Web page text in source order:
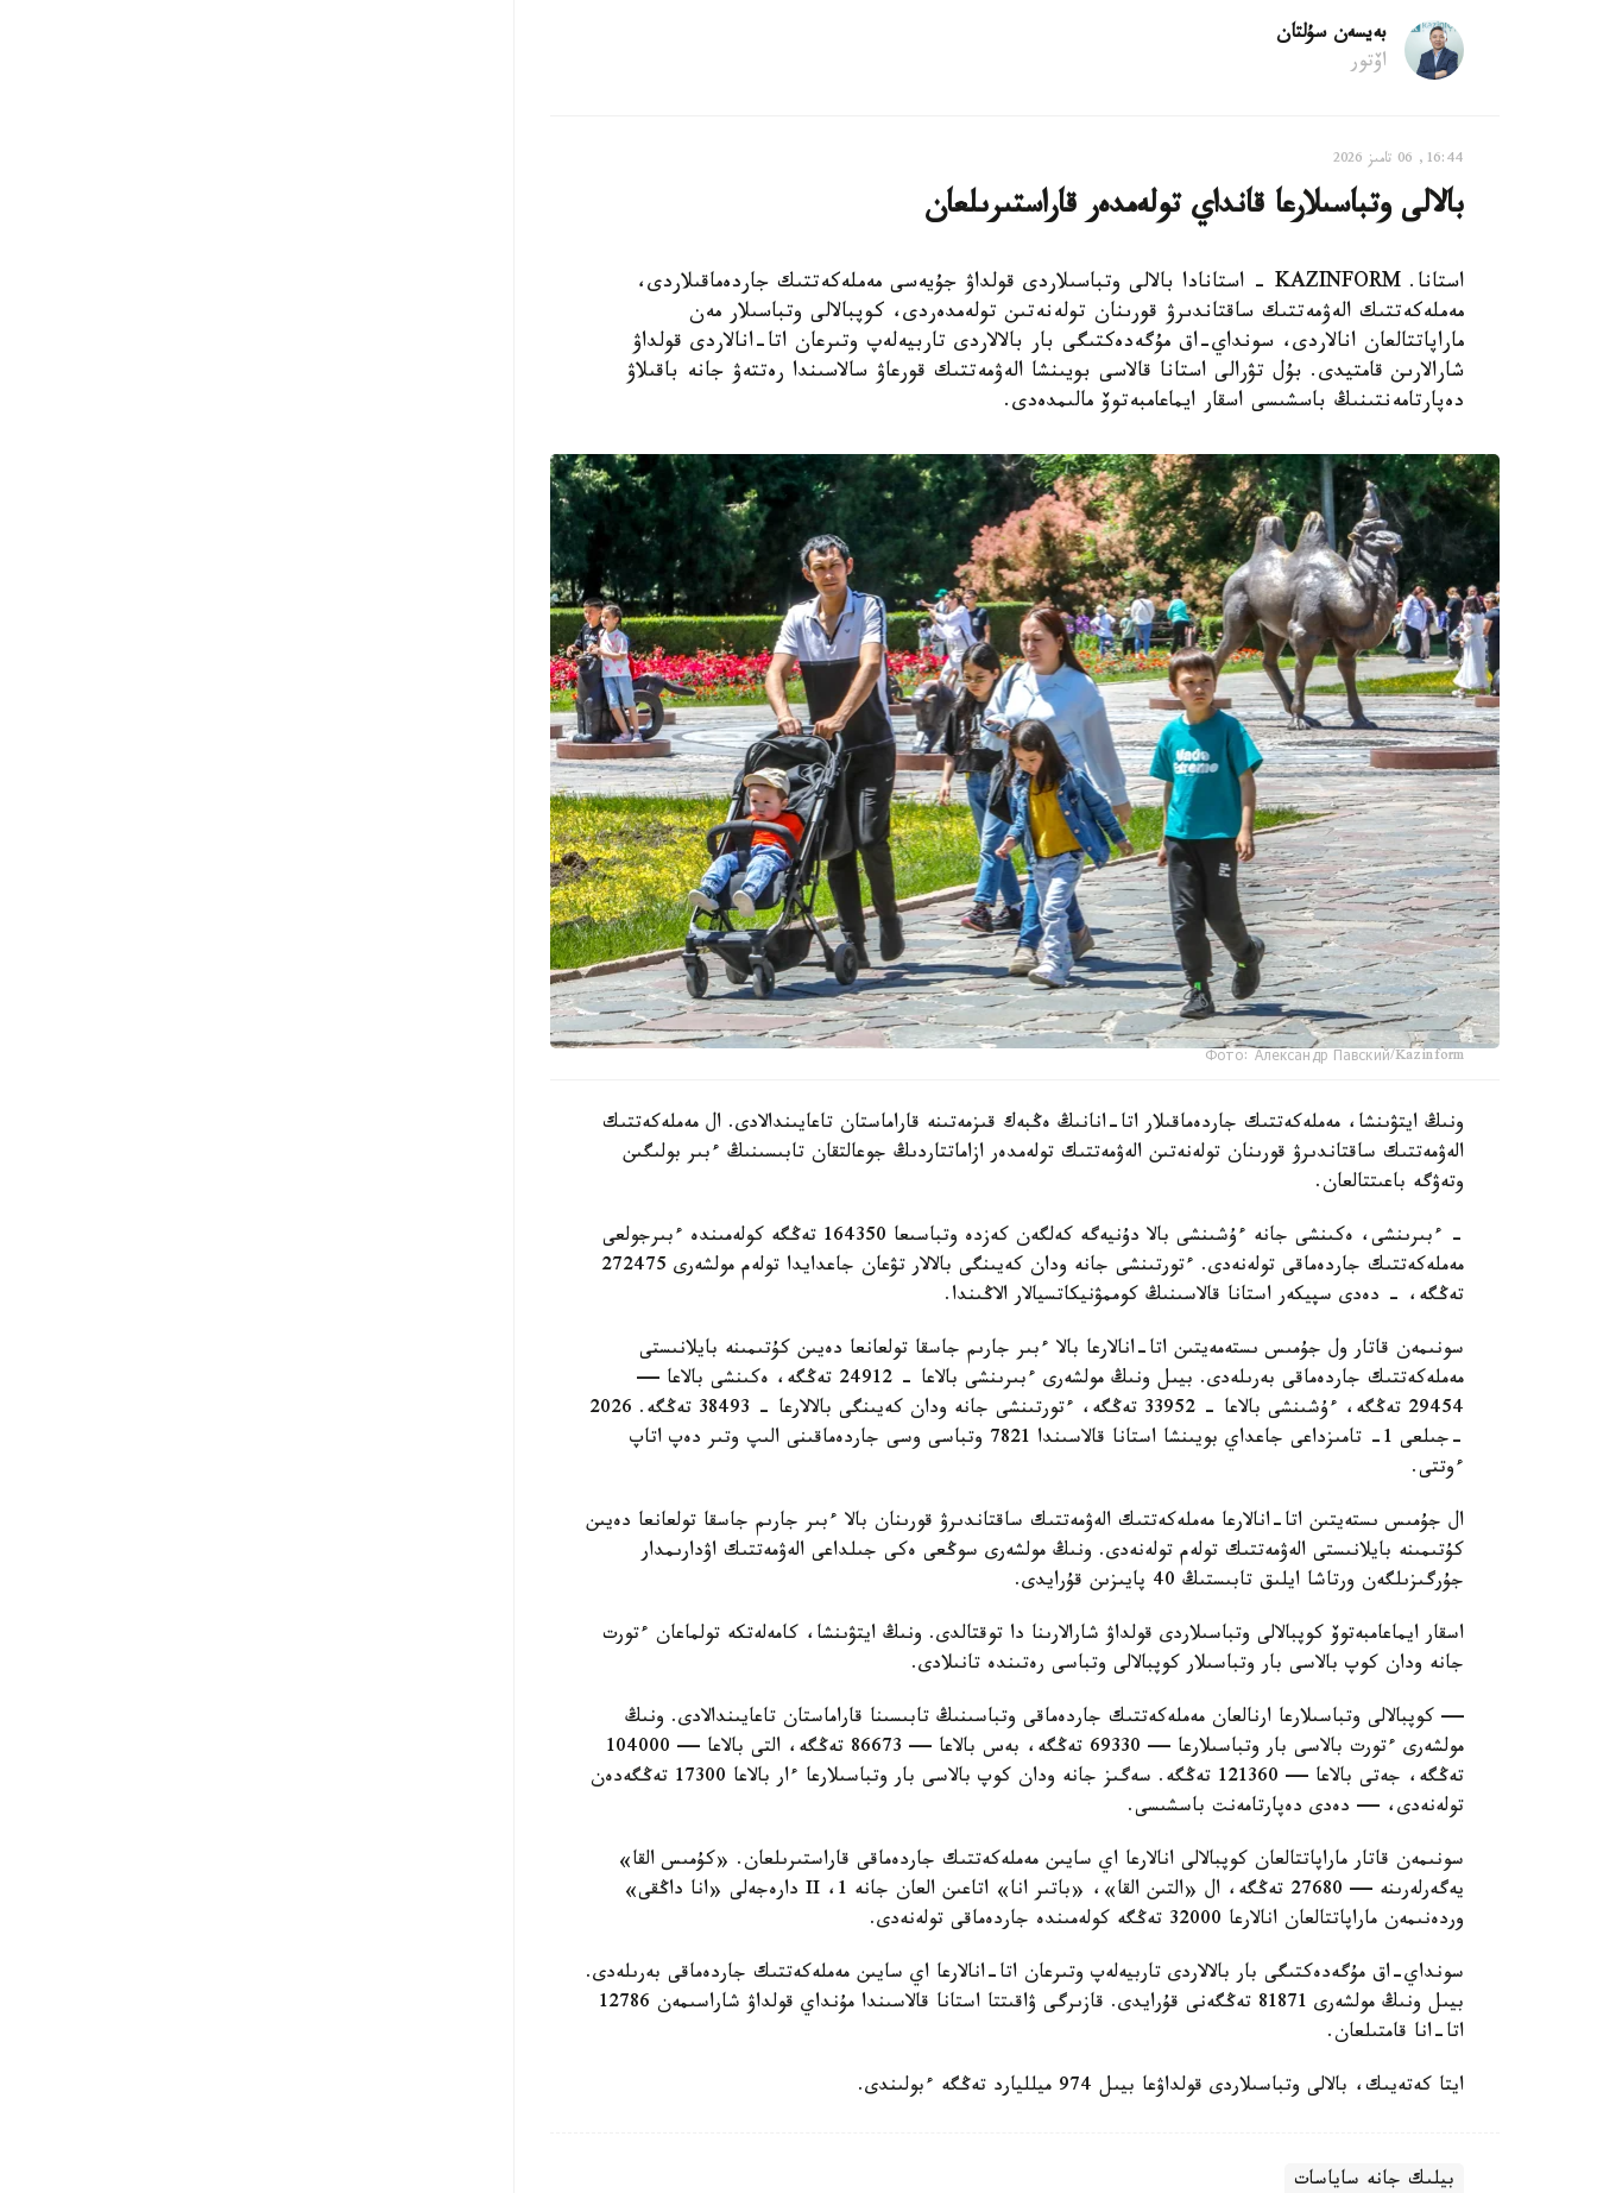
بەيسەن سۇلتان
اۆتور
16:44, 06 تامىز 2026
بالالى وتباسىلارعا قانداي تولەمدەر قاراستىرىلعان
استانا. KAZINFORM - استانادا بالالى وتباسىلاردى قولداۋ جۇيەسى مەملەكەتتىك جاردەماقىلاردى،
مەملەكەتتىك الەۋمەتتىك ساقتاندىرۋ قورىنان تولەنەتىن تولەمدەردى، كوپبالالى وتباسىلار مەن
ماراپاتتالعان انالاردى، سونداي-اق مۇگەدەكتىگى بار بالالاردى تاربيەلەپ وتىرعان اتا-انالاردى قولداۋ
شارالارىن قامتيدى. بۇل تۋرالى استانا قالاسى بويىنشا الەۋمەتتىك قورعاۋ سالاسىندا رەتتەۋ جانە باقىلاۋ
دەپارتامەنتىنىڭ باسشىسى اسقار ايماعامبەتوۆ مالىمدەدى.
Фото: Александр Павский/Kazinform
ونىڭ ايتۋىنشا، مەملەكەتتىك جاردەماقىلار اتا-انانىڭ ەڭبەك قىزمەتىنە قاراماستان تاعايىندالادى. ال مەملەكەتتىك
الەۋمەتتىك ساقتاندىرۋ قورىنان تولەنەتىن الەۋمەتتىك تولەمدەر ازاماتتاردىڭ جوعالتقان تابىسىنىڭ ءبىر بولىگىن
وتەۋگە باعىتتالعان.
- ءبىرىنشى، ەكىنشى جانە ءۇشىنشى بالا دۇنيەگە كەلگەن كەزدە وتباسىعا 164350 تەڭگە كولەمىندە ءبىرجولعى
مەملەكەتتىك جاردەماقى تولەنەدى. ءتورتىنشى جانە ودان كەيىنگى بالالار تۋعان جاعدايدا تولەم مولشەرى 272475
تەڭگە، - دەدى سپيكەر استانا قالاسىنىڭ كوممۋنيكاتسيالار الاڭىندا.
سونىمەن قاتار ول جۇمىس ىستەمەيتىن اتا-انالارعا بالا ءبىر جارىم جاسقا تولعانعا دەيىن كۇتىمىنە بايلانىستى
مەملەكەتتىك جاردەماقى بەرىلەدى. بيىل ونىڭ مولشەرى ءبىرىنشى بالاعا - 24912 تەڭگە، ەكىنشى بالاعا —
29454 تەڭگە، ءۇشىنشى بالاعا - 33952 تەڭگە، ءتورتىنشى جانە ودان كەيىنگى بالالارعا - 38493 تەڭگە. 2026
-جىلعى 1- تامىزداعى جاعداي بويىنشا استانا قالاسىندا 7821 وتباسى وسى جاردەماقىنى الىپ وتىر دەپ اتاپ
ءوتتى.
ال جۇمىس ىستەيتىن اتا-انالارعا مەملەكەتتىك الەۋمەتتىك ساقتاندىرۋ قورىنان بالا ءبىر جارىم جاسقا تولعانعا دەيىن
كۇتىمىنە بايلانىستى الەۋمەتتىك تولەم تولەنەدى. ونىڭ مولشەرى سوڭعى ەكى جىلداعى الەۋمەتتىك اۋدارىمدار
جۇرگىزىلگەن ورتاشا ايلىق تابىستىڭ 40 پايىزىن قۇرايدى.
اسقار ايماعامبەتوۆ كوپبالالى وتباسىلاردى قولداۋ شارالارىنا دا توقتالدى. ونىڭ ايتۋىنشا، كامەلەتكە تولماعان ءتورت
جانە ودان كوپ بالاسى بار وتباسىلار كوپبالالى وتباسى رەتىندە تانىلادى.
— كوپبالالى وتباسىلارعا ارنالعان مەملەكەتتىك جاردەماقى وتباسىنىڭ تابىسىنا قاراماستان تاعايىندالادى. ونىڭ
مولشەرى ءتورت بالاسى بار وتباسىلارعا — 69330 تەڭگە، بەس بالاعا — 86673 تەڭگە، التى بالاعا — 104000
تەڭگە، جەتى بالاعا — 121360 تەڭگە. سەگىز جانە ودان كوپ بالاسى بار وتباسىلارعا ءار بالاعا 17300 تەڭگەدەن
تولەنەدى، — دەدى دەپارتامەنت باسشىسى.
سونىمەن قاتار ماراپاتتالعان كوپبالالى انالارعا اي سايىن مەملەكەتتىك جاردەماقى قاراستىرىلعان. «كۇمىس القا»
يەگەرلەرىنە — 27680 تەڭگە، ال «التىن القا»، «باتىر انا» اتاعىن العان جانە 1، II دارەجەلى «انا داڭقى»
وردەنىمەن ماراپاتتالعان انالارعا 32000 تەڭگە كولەمىندە جاردەماقى تولەنەدى.
سونداي-اق مۇگەدەكتىگى بار بالالاردى تاربيەلەپ وتىرعان اتا-انالارعا اي سايىن مەملەكەتتىك جاردەماقى بەرىلەدى.
بيىل ونىڭ مولشەرى 81871 تەڭگەنى قۇرايدى. قازىرگى ۋاقىتتا استانا قالاسىندا مۇنداي قولداۋ شاراسىمەن 12786
اتا-انا قامتىلعان.
ايتا كەتەيىك، بالالى وتباسىلاردى قولداۋعا بيىل 974 ميلليارد تەڭگە ءبولىندى.
بيلىك جانە ساياسات